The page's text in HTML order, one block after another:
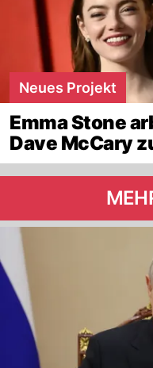
Neues Projekt
Emma Stone
Dave McCary